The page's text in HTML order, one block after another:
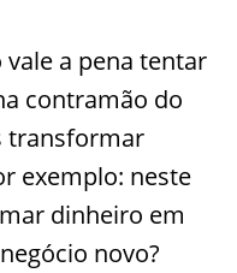
a pena tentar
contramão do
transformar
exemplo: neste
dinheiro em
novo?